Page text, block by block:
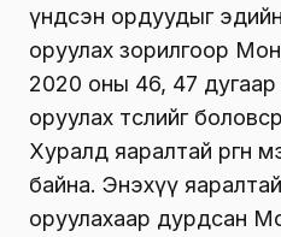
үндсэн ордуудыг
оруулах зорилгоор
2020 оны 46, 47 дугаар
оруулах төслийг
Хуралд яаралтай өргөн
байна. Энэхүү яаралтай
оруулахаар дурдсан